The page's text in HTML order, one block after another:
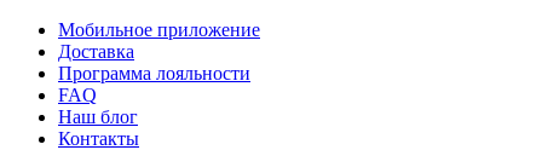
Мобильное приложение
Доставка
Программа лояльности
FAQ
Наш блог
Контакты